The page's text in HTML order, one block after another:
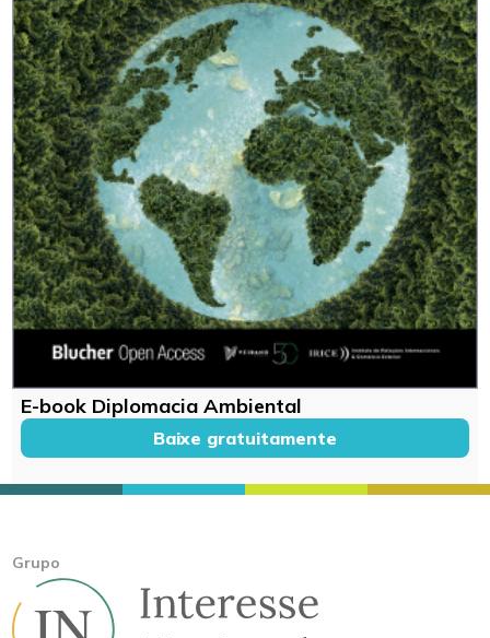
E-book Diplomacia Ambiental
Baixe gratuitamente
Grupo